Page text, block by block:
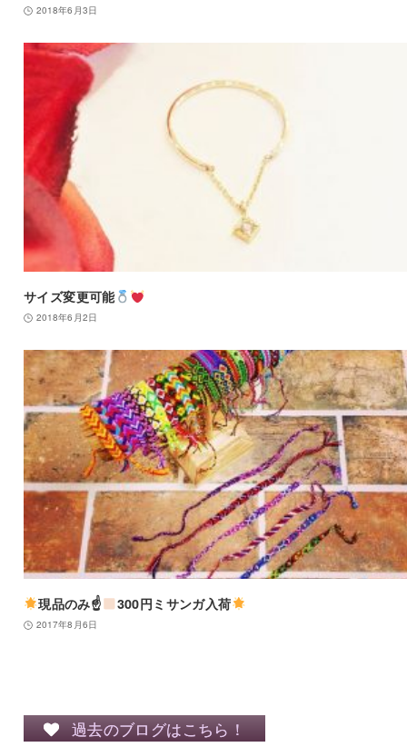
2018年6月3日
サイズ変更可能
2018年6月2日
現品のみ☝ 300円ミサンガ入荷
2017年8月6日
過去のブログはこちら！